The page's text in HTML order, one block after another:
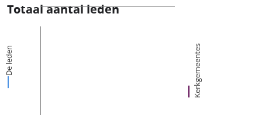
Totaal aantal leden
De leden Kerkgemeentes